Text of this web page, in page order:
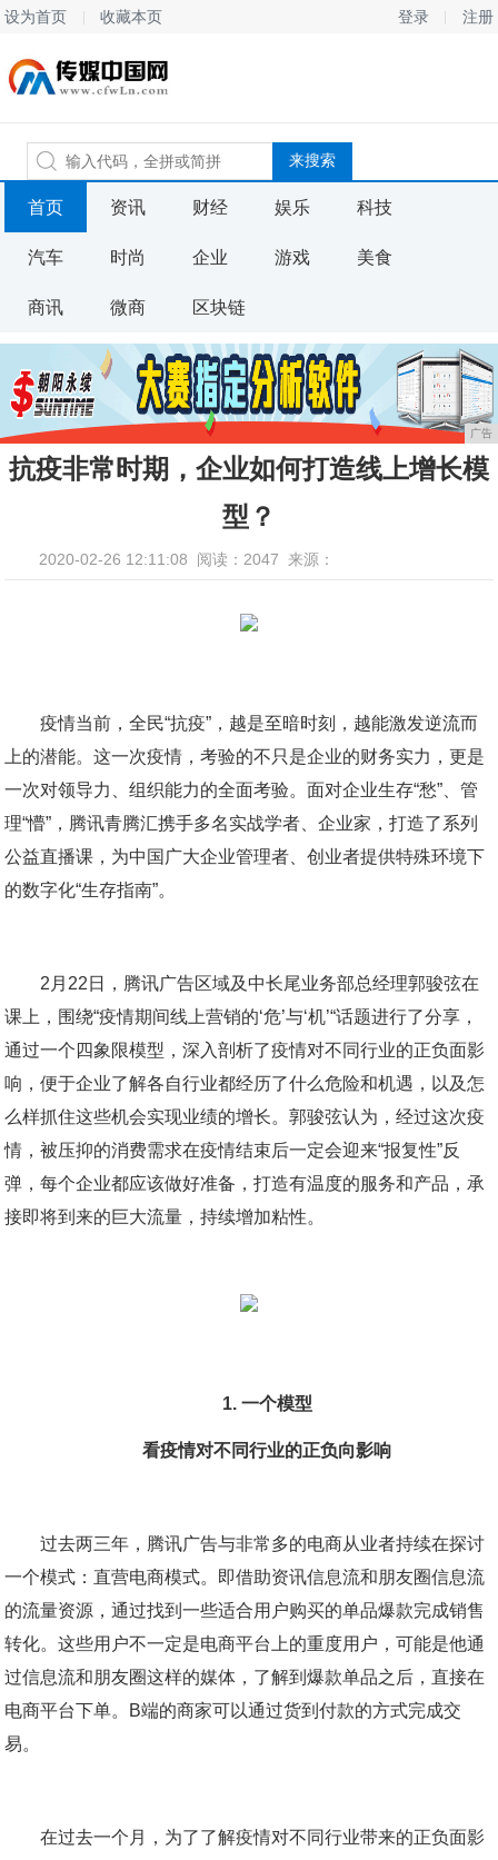
设为首页 收藏本页 登录 注册
首页 资讯 财经 娱乐 科技
汽车 时尚 企业 游戏 美食
商讯 微商 区块链
广告
抗疫非常时期，企业如何打造线上增长模
型？
2020-02-26 12:11:08 阅读：2047 来源：
疫情当前，全民“抗疫”，越是至暗时刻，越能激发逆流而
上的潜能。这一次疫情，考验的不只是企业的财务实力，更是
一次对领导力、组织能力的全面考验。面对企业生存“愁”、管
理“懵”，腾讯青腾汇携手多名实战学者、企业家，打造了系列
公益直播课，为中国广大企业管理者、创业者提供特殊环境下
的数字化“生存指南”。
2月22日，腾讯广告区域及中长尾业务部总经理郭骏弦在
课上，围绕“疫情期间线上营销的‘危’与‘机’“话题进行了分享，
通过一个四象限模型，深入剖析了疫情对不同行业的正负面影
响，便于企业了解各自行业都经历了什么危险和机遇，以及怎
么样抓住这些机会实现业绩的增长。郭骏弦认为，经过这次疫
情，被压抑的消费需求在疫情结束后一定会迎来“报复性”反
弹，每个企业都应该做好准备，打造有温度的服务和产品，承
接即将到来的巨大流量，持续增加粘性。
1. 一个模型
看疫情对不同行业的正负向影响
过去两三年，腾讯广告与非常多的电商从业者持续在探讨
一个模式：直营电商模式。即借助资讯信息流和朋友圈信息流
的流量资源，通过找到一些适合用户购买的单品爆款完成销售
转化。这些用户不一定是电商平台上的重度用户，可能是他通
过信息流和朋友圈这样的媒体，了解到爆款单品之后，直接在
电商平台下单。B端的商家可以通过货到付款的方式完成交
易。
在过去一个月，为了了解疫情对不同行业带来的正负面影